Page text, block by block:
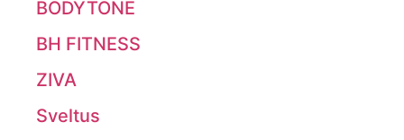
BODYTONE
BH FITNESS
ZIVA
Sveltus